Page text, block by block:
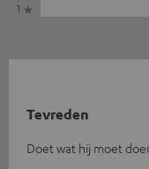
1
Tevreden
Doet wat hij moet